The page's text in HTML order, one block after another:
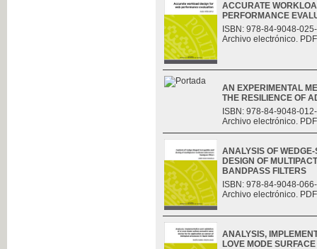
ACCURATE
PERFORMANCE
ISBN: 978-84-9048-
Archivo electrónico.
AN EXPERIMENTAL
THE RESILIENCE OF
ISBN: 978-84-9048-
Archivo electrónico.
ANALYSIS OF
DESIGN OF
BANDPASS FILTERS
ISBN: 978-84-9048-
Archivo electrónico.
ANALYSIS,
LOVE MODE